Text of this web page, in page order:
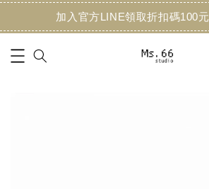
加入官方LINE領取折扣碼100元